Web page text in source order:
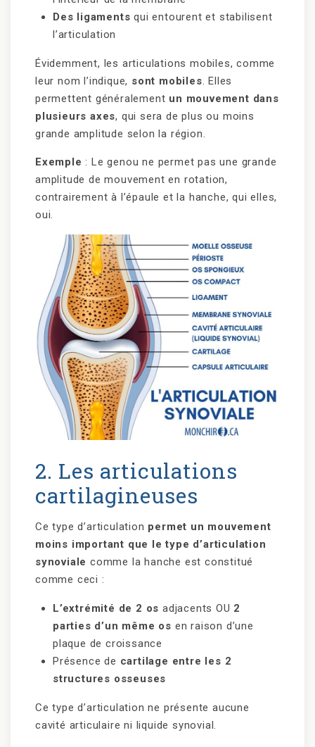
Des ligaments qui entourent et stabilisent
l’articulation
Évidemment, les articulations mobiles, comme
leur nom l’indique, sont mobiles. Elles
permettent généralement un mouvement dans
plusieurs axes, qui sera de plus ou moins
grande amplitude selon la région.
Exemple : Le genou ne permet pas une grande
amplitude de mouvement en rotation,
contrairement à l’épaule et la hanche, qui elles,
oui.
2. Les articulations
cartilagineuses
Ce type d’articulation permet un mouvement
moins important que le type d’articulation
synoviale comme la hanche est constitué
comme ceci :
L’extrémité de 2 os adjacents OU 2
parties d’un même os en raison d’une
plaque de croissance
Présence de cartilage entre les 2
structures osseuses
Ce type d’articulation ne présente aucune
cavité articulaire ni liquide synovial.